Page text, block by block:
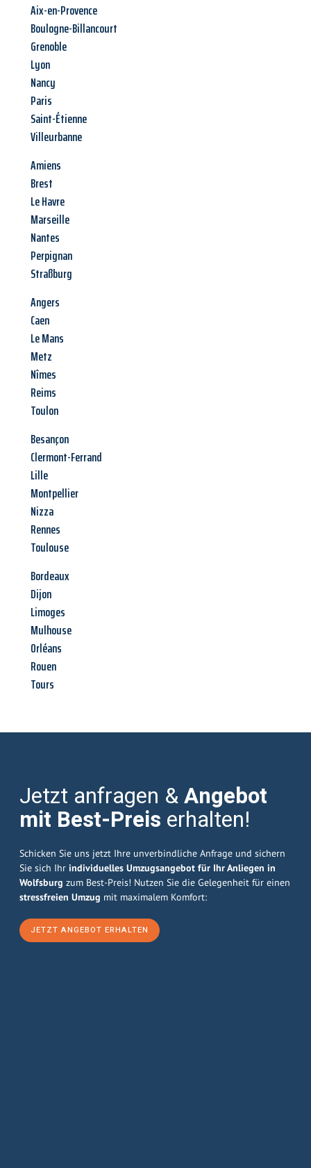
Aix-en-Provence
Boulogne-Billancourt
Grenoble
Lyon
Nancy
Paris
Saint-Étienne
Villeurbanne
Amiens
Brest
Le Havre
Marseille
Nantes
Perpignan
Straßburg
Angers
Caen
Le Mans
Metz
Nîmes
Reims
Toulon
Besançon
Clermont-Ferrand
Lille
Montpellier
Nizza
Rennes
Toulouse
Bordeaux
Dijon
Limoges
Mulhouse
Orléans
Rouen
Tours
Jetzt anfragen &Angebot
mit Best-Preis erhalten!
Schicken Sie uns jetzt Ihre unverbindliche Anfrage und sichern
Sie sich Ihr individuelles Umzugsangebot für Ihr Anliegen in
Wolfsburg zum Best-Preis! Nutzen Sie die Gelegenheit für einen
stressfreien Umzug mit maximalem Komfort:
JETZT ANGEBOT ERHALTEN